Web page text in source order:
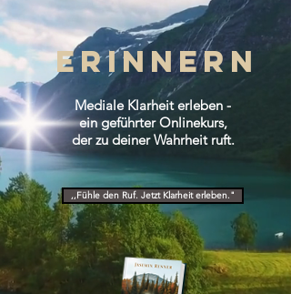
erinnern
Mediale Klarheit erleben -
ein geführter Onlinekurs,
der zu deiner Wahrheit ruft.
,,Fühle den Ruf. Jetzt Klarheit erleben."